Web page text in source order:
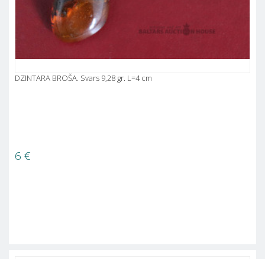
DZINTARA BROŠA. Svars 9,28 gr. L=4 cm
6 €